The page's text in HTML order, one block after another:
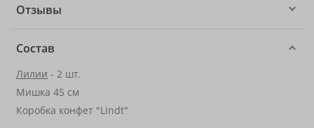
Отзывы
Состав
Лилии - 2 шт.
Мишка 45 см
Коробка конфет "Lindt"